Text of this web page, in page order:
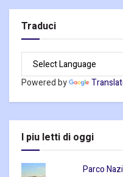
Traduci
Powered by
I piu letti di oggi
Parco